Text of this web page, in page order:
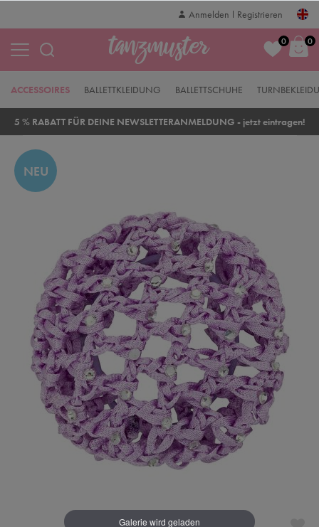
Anmelden Registrieren
0 0
BALLETTKLEIDUNG BALLETTSCHUHE
ACCESSOIRES
5 % RABATT FÜR DEINE NEWSLETTERANMELDUNG - jetzt eintragen!
NEU